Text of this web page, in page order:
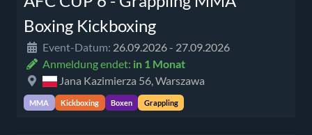
Boxing Kickboxing
Event-Datum: 26.09.2026 - 27.09.2026
Anmeldung endet: in 1 Monat
Jana Kazimierza 56, Warszawa
MMA Kickboxing Boxen Grappling